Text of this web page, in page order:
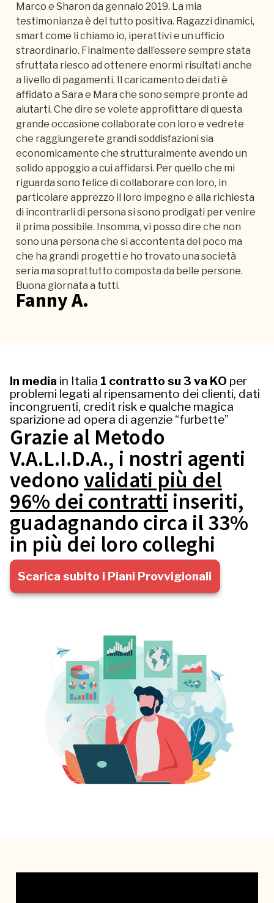
Marco e Sharon da gennaio 2019. La mia
testimonianza è del tutto positiva. Ragazzi dinamici,
smart come li chiamo io, iperattivi e un ufficio
straordinario. Finalmente dall’essere sempre stata
sfruttata riesco ad ottenere enormi risultati anche
a livello di pagamenti. Il caricamento dei dati è
affidato a Sara e Mara che sono sempre pronte ad
aiutarti. Che dire se volete approfittare di questa
grande occasione collaborate con loro e vedrete
che raggiungerete grandi soddisfazioni sia
economicamente che strutturalmente avendo un
solido appoggio a cui affidarsi. Per quello che mi
riguarda sono felice di collaborare con loro, in
particolare apprezzo il loro impegno e alla richiesta
di incontrarli di persona si sono prodigati per venire
il prima possibile. Insomma, vi posso dire che non
sono una persona che si accontenta del poco ma
che ha grandi progetti e ho trovato una società
seria ma soprattutto composta da belle persone.
Buona giornata a tutti.
Fanny A.
In media in Italia 1 contratto su 3 va KO per
problemi legati al ripensamento dei clienti, dati
incongruenti, credit risk e qualche magica
sparizione ad opera di agenzie “furbette”
Grazie al Metodo
V.A.L.I.D.A., i nostri agenti
vedonovalidati più del
96% dei contratti inseriti,
guadagnando circa il 33%
in più dei loro colleghi
Scarica subito i Piani Provvigionali